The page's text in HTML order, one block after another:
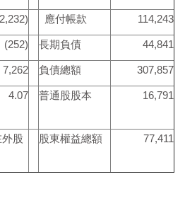
應付帳款 114,243
(252) 長期負債 44,841
7,262 負債總額 307,857
4.07 普通股股本 16,791
股
股東權益總額 77,411